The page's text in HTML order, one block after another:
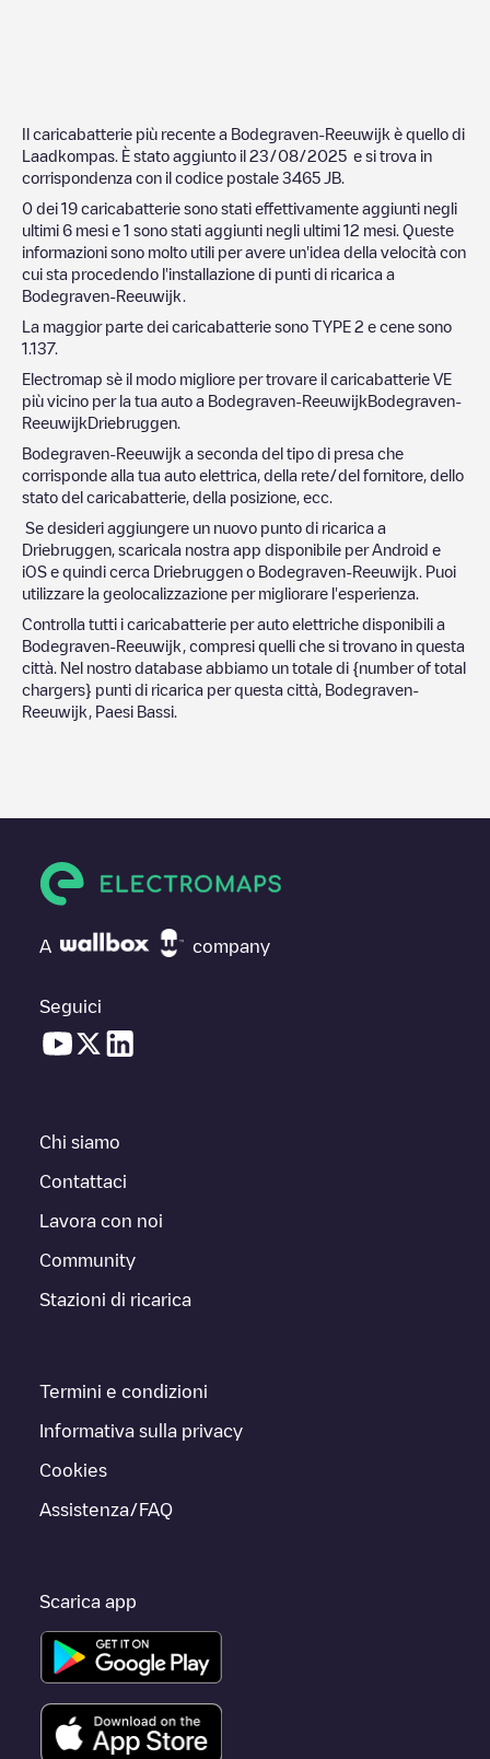
Il caricabatterie più recente a Bodegraven-Reeuwijk è quello di
Laadkompas . È stato aggiunto il 23/08/2025 e si trova in
corrispondenza con il codice postale 3465 JB
0 dei 19 caricabatterie sono stati effettivamente aggiunti negli
ultimi 6 mesi e 1 sono stati aggiunti negli ultimi 12 mesi. Queste
informazioni sono molto utili per avere un'idea della velocità con
cui sta procedendo l'installazione di punti di ricarica a
Bodegraven-Reeuwijk
La maggior parte dei caricabatterie sono TYPE 2 e cene sono
1.137.
Electromap sè il modo migliore per trovare il caricabatterie VE
più vicino per la tua auto a Bodegraven-ReeuwijkBodegraven-
ReeuwijkDriebruggen
Bodegraven-Reeuwijk a seconda del tipo di presa che
corrisponde alla tua auto elettrica, della rete/del fornitore, dello
stato del caricabatterie, della posizione, ecc.
Se desideri aggiungere un nuovo punto di ricarica a
Driebruggen , scaricala nostra app disponibile per Android e
iOS e quindi cerca Driebruggen o Bodegraven-Reeuwijk
. Puoi
utilizzare la geolocalizzazione per migliorare l'esperienza.
Controlla tutti i caricabatterie per auto elettriche disponibili a
Bodegraven-Reeuwijk , compresi quelli che si trovano in questa
città. Nel nostro database abbiamo un totale di {number of total
chargers} punti di ricarica per questa città, Bodegraven-
Reeuwijk
Paesi Bassi
A company
Seguici
Chi siamo
Contattaci
Lavora con noi
Community
Stazioni di ricarica
Termini e condizioni
Informativa sulla privacy
Cookies
Assistenza/FAQ
Scarica app